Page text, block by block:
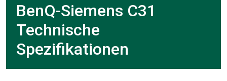
BenQ-Siemens C31
Technische
Spezifikationen